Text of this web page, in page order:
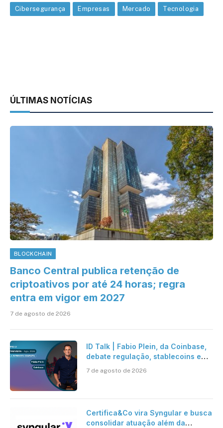
Cibersegurança Empresas Mercado Tecnologia
ÚLTIMAS NOTÍCIAS
BLOCKCHAIN
Banco Central publica retenção de
criptoativos por até 24 horas; regra
entra em vigor em 2027
7 de agosto de 2026
ID Talk | Fabio Plein, da Coinbase,
debate regulação, stablecoins e
risco onchain
7 de agosto de 2026
Certifica&Co vira Syngular e busca
consolidar atuação além da